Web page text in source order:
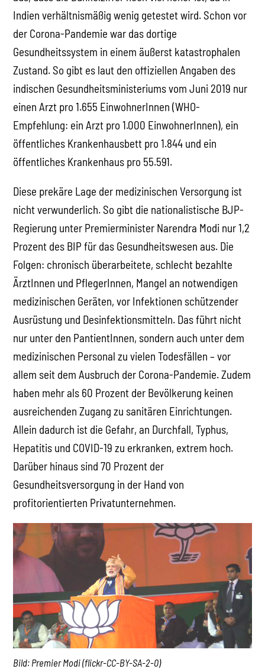
Indien verhältnismäßig wenig getestet wird. Schon vor
der Corona-Pandemie war das dortige
Gesundheitssystem in einem äußerst katastrophalen
Zustand. So gibt es laut den offiziellen Angaben des
indischen Gesundheitsministeriums vom Juni 2019 nur
einen Arzt pro 1.655 EinwohnerInnen (WHO-
Empfehlung: ein Arzt pro 1.000 EinwohnerInnen), ein
öffentliches Krankenhausbett pro 1.844 und ein
öffentliches Krankenhaus pro 55.591.
Diese prekäre Lage der medizinischen Versorgung ist
nicht verwunderlich. So gibt die nationalistische BJP-
Regierung unter Premierminister Narendra Modi nur 1,2
Prozent des BIP für das Gesundheitswesen aus. Die
Folgen: chronisch überarbeitete, schlecht bezahlte
ÄrztInnen und PflegerInnen, Mangel an notwendigen
medizinischen Geräten, vor Infektionen schützender
Ausrüstung und Desinfektionsmitteln. Das führt nicht
nur unter den PantientInnen, sondern auch unter dem
medizinischen Personal zu vielen Todesfällen – vor
allem seit dem Ausbruch der Corona-Pandemie. Zudem
haben mehr als 60 Prozent der Bevölkerung keinen
ausreichenden Zugang zu sanitären Einrichtungen.
Allein dadurch ist die Gefahr, an Durchfall, Typhus,
Hepatitis und COVID-19 zu erkranken, extrem hoch.
Darüber hinaus sind 70 Prozent der
Gesundheitsversorgung in der Hand von
profitorientierten Privatunternehmen.
Bild: Premier Modi (flickr-CC-BY-SA-2-0)